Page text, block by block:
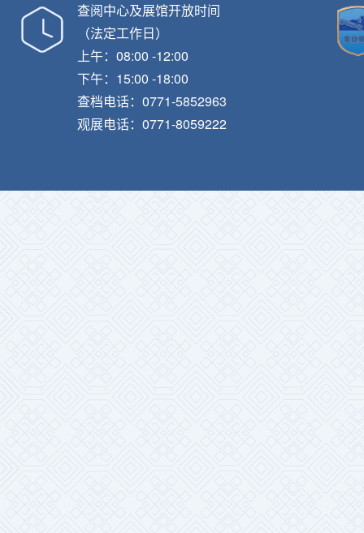
查阅中心及展馆开放时间
（法定工作日）
上午：08:00 -12:00
下午：15:00 -18:00
查档电话：0771-5852963
观展电话：0771-8059222